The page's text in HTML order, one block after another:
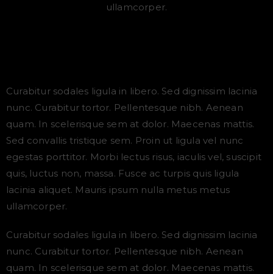
ullamcorper.
Curabitur sodales ligula in libero. Sed dignissim lacinia
nunc. Curabitur tortor. Pellentesque nibh. Aenean
quam. In scelerisque sem at dolor. Maecenas mattis.
Sed convallis tristique sem. Proin ut ligula vel nunc
egestas porttitor. Morbi lectus risus, iaculis vel, suscipit
quis, luctus non, massa. Fusce ac turpis quis ligula
lacinia aliquet. Mauris ipsum nulla metus metus
ullamcorper.
Curabitur sodales ligula in libero. Sed dignissim lacinia
nunc. Curabitur tortor. Pellentesque nibh. Aenean
quam. In scelerisque sem at dolor. Maecenas mattis.